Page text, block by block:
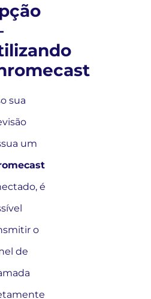
sua
um
é
o
de